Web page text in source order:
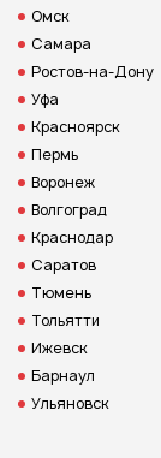
Омск
Самара
Ростов-на-Дону
Уфа
Красноярск
Пермь
Воронеж
Волгоград
Краснодар
Саратов
Тюмень
Тольятти
Ижевск
Барнаул
Ульяновск